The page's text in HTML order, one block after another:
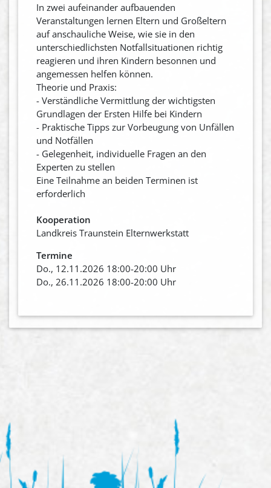
In zwei aufeinander aufbauenden
Veranstaltungen lernen Eltern und Großeltern
auf anschauliche Weise, wie sie in den
unterschiedlichsten Notfallsituationen richtig
reagieren und ihren Kindern besonnen und
angemessen helfen können.
Theorie und Praxis:
- Verständliche Vermittlung der wichtigsten
Grundlagen der Ersten Hilfe bei Kindern
- Praktische Tipps zur Vorbeugung von Unfällen
und Notfällen
- Gelegenheit, individuelle Fragen an den
Experten zu stellen
Eine Teilnahme an beiden Terminen ist
erforderlich
Kooperation
Landkreis Traunstein Elternwerkstatt
Termine
Do., 12.11.2026 18:00-20:00 Uhr
Do., 26.11.2026 18:00-20:00 Uhr